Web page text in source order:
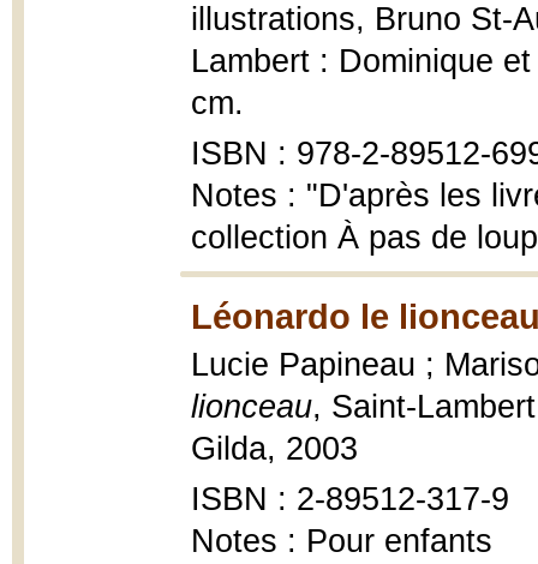
illustrations, Bruno St-
Lambert : Dominique
cm.
ISBN : 978-2-89512-
Notes : "D'après les
collection À pas de
Léonardo le
Lucie Papineau ;
lionceau, Saint-
Gilda, 2003
ISBN : 2-89512-317-9
Notes : Pour enfants